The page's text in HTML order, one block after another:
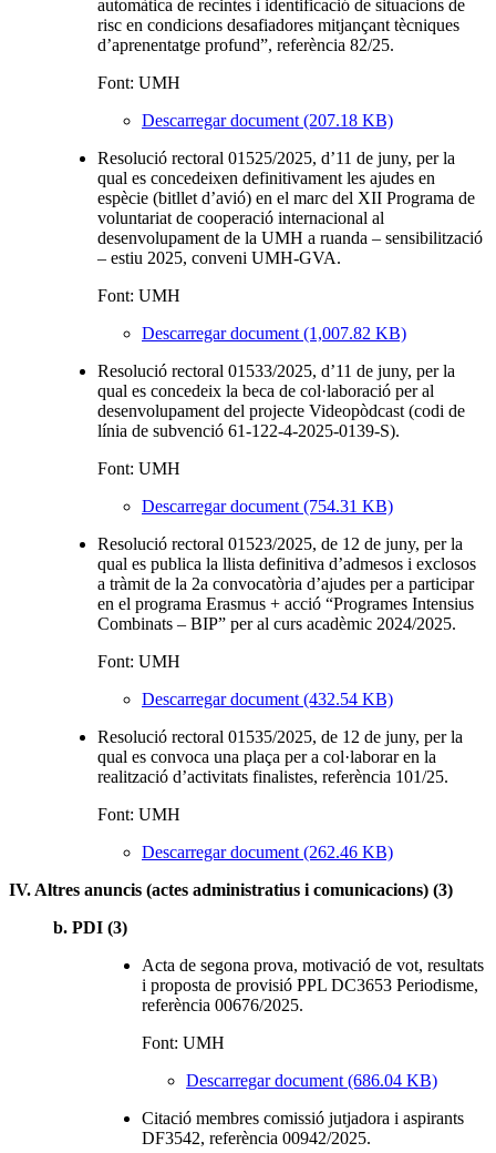
automàtica de recintes i identificació de situacions de
risc en condicions desafiadores mitjançant tècniques
d’aprenentatge profund”, referència 82/25.
Font: UMH
Descarregar document (207.18 KB)
Resolució rectoral 01525/2025, d’11 de juny, per la
qual es concedeixen definitivament les ajudes en
espècie (bitllet d’avió) en el marc del XII Programa de
voluntariat de cooperació internacional al
desenvolupament de la UMH a ruanda – sensibilització
– estiu 2025, conveni UMH-GVA.
Font: UMH
Descarregar document (1,007.82 KB)
Resolució rectoral 01533/2025, d’11 de juny, per la
qual es concedeix la beca de col·laboració per al
desenvolupament del projecte Videopòdcast (codi de
línia de subvenció 61-122-4-2025-0139-S).
Font: UMH
Descarregar document (754.31 KB)
Resolució rectoral 01523/2025, de 12 de juny, per la
qual es publica la llista definitiva d’admesos i exclosos
a tràmit de la 2a convocatòria d’ajudes per a participar
en el programa Erasmus + acció “Programes Intensius
Combinats – BIP” per al curs acadèmic 2024/2025.
Font: UMH
Descarregar document (432.54 KB)
Resolució rectoral 01535/2025, de 12 de juny, per la
qual es convoca una plaça per a col·laborar en la
realització d’activitats finalistes, referència 101/25.
Font: UMH
Descarregar document (262.46 KB)
IV. Altres anuncis (actes administratius i comunicacions) (3)
b. PDI (3)
Acta de segona prova, motivació de vot, resultats
i proposta de provisió PPL DC3653 Periodisme,
referència 00676/2025.
Font: UMH
Descarregar document (686.04 KB)
Citació membres comissió jutjadora i aspirants
DF3542, referència 00942/2025.